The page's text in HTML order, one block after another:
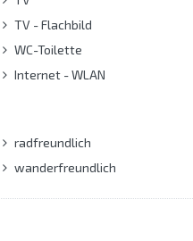
TV - Flachbild
WC-Toilette
Internet - WLAN
radfreundlich
wanderfreundlich